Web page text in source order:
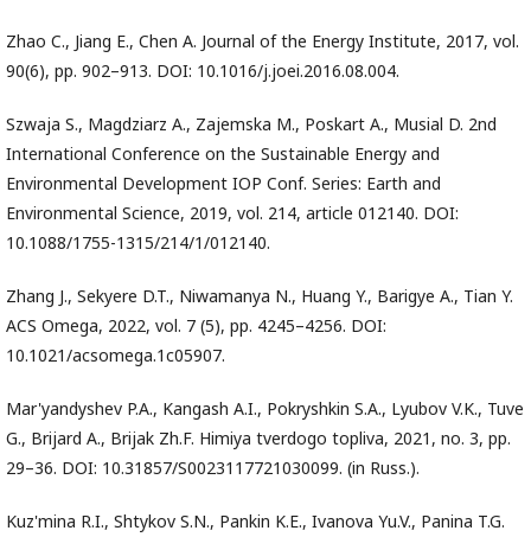
Zhao C., Jiang E., Chen A. Journal of the Energy Institute, 2017, vol.
90(6), pp. 902–913. DOI: 10.1016/j.joei.2016.08.004.
Szwaja S., Magdziarz A., Zajemska M., Poskart A., Musial D. 2nd
International Conference on the Sustainable Energy and
Environmental Development IOP Conf. Series: Earth and
Environmental Science, 2019, vol. 214, article 012140. DOI:
10.1088/1755-1315/214/1/012140.
Zhang J., Sekyere D.T., Niwamanya N., Huang Y., Barigye A., Tian Y.
ACS Omega, 2022, vol. 7 (5), pp. 4245–4256. DOI:
10.1021/acsomega.1c05907.
Mar'yandyshev P.A., Kangash A.I., Pokryshkin S.A., Lyubov V.K., Tuve
G., Brijard A., Brijak Zh.F. Himiya tverdogo topliva, 2021, no. 3, pp.
29–36. DOI: 10.31857/S0023117721030099. (in Russ.).
Kuz'mina R.I., Shtykov S.N., Pankin K.E., Ivanova Yu.V., Panina T.G.